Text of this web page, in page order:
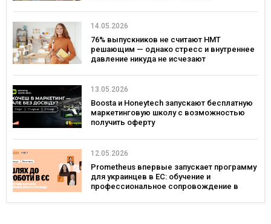
14.05.2026
76% выпускников не считают НМТ
решающим — однако стресс и внутреннее
давление никуда не исчезают
13.05.2026
Boosta и Honeytech запускают бесплатную
маркетинговую школу с возможностью
получить оферту
12.05.2026
Prometheus впервые запускает программу
для украинцев в ЕС: обучение и
профессиональное сопровождение в